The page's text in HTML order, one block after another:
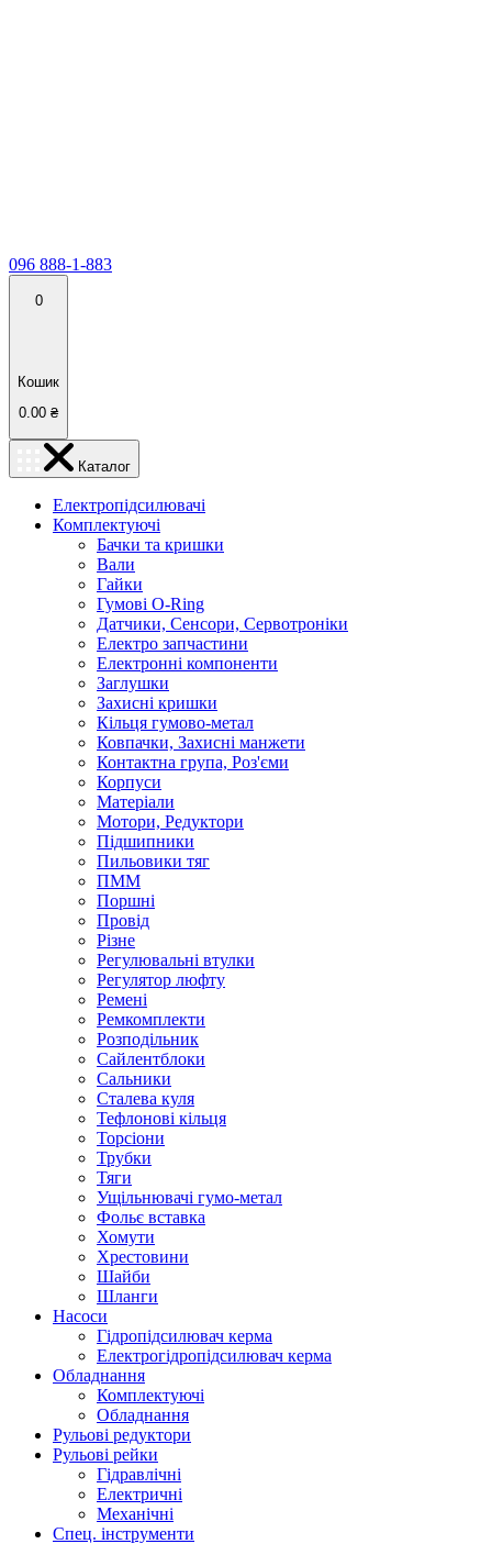
096 888-1-883
0
Кошик
0.00 ₴
Каталог
Електропідсилювачі
Комплектуючі
Бачки та кришки
Вали
Гайки
Гумові O-Ring
Датчики, Сенсори, Сервотроніки
Електро запчастини
Електронні компоненти
Заглушки
Захисні кришки
Кільця гумово-метал
Ковпачки, Захисні манжети
Контактна група, Роз'єми
Корпуси
Матеріали
Мотори, Редуктори
Підшипники
Пильовики тяг
ПММ
Поршні
Провід
Різне
Регулювальні втулки
Регулятор люфту
Ремені
Ремкомплекти
Розподільник
Сайлентблоки
Сальники
Сталева куля
Тефлонові кільця
Торсіони
Трубки
Тяги
Ущільнювачі гумо-метал
Фольє вставка
Хомути
Хрестовини
Шайби
Шланги
Насоси
Гідропідсилювач керма
Електрогідропідсилювач керма
Обладнання
Комплектуючі
Обладнання
Рульові редуктори
Рульові рейки
Гідравлічні
Електричні
Механічні
Спец. інструменти